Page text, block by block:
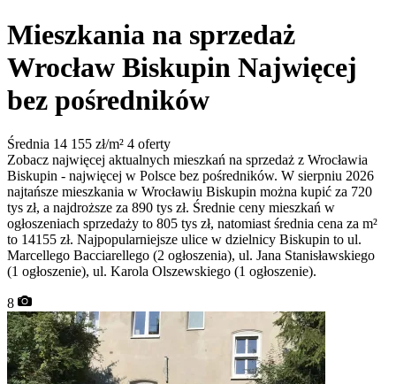
Mieszkania na sprzedaż
Wrocław Biskupin Najwięcej
bez pośredników
Średnia 14 155 zł/m² 4 oferty
Zobacz najwięcej aktualnych mieszkań na sprzedaż z Wrocławia
Biskupin - najwięcej w Polsce bez pośredników. W sierpniu 2026
najtańsze mieszkania w Wrocławiu Biskupin można kupić za 720
tys zł, a najdroższe za 890 tys zł. Średnie ceny mieszkań w
ogłoszeniach sprzedaży to 805 tys zł, natomiast średnia cena za m²
to 14155 zł. Najpopularniejsze ulice w dzielnicy Biskupin to ul.
Marcellego Bacciarellego (2 ogłoszenia), ul. Jana Stanisławskiego
(1 ogłoszenie), ul. Karola Olszewskiego (1 ogłoszenie).
8